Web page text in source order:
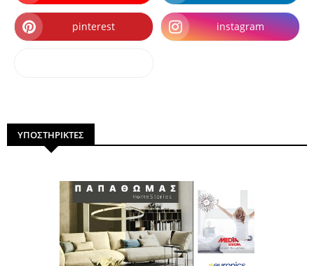
pinterest instagram
ΥΠΟΣΤΗΡΙΚΤΕΣ